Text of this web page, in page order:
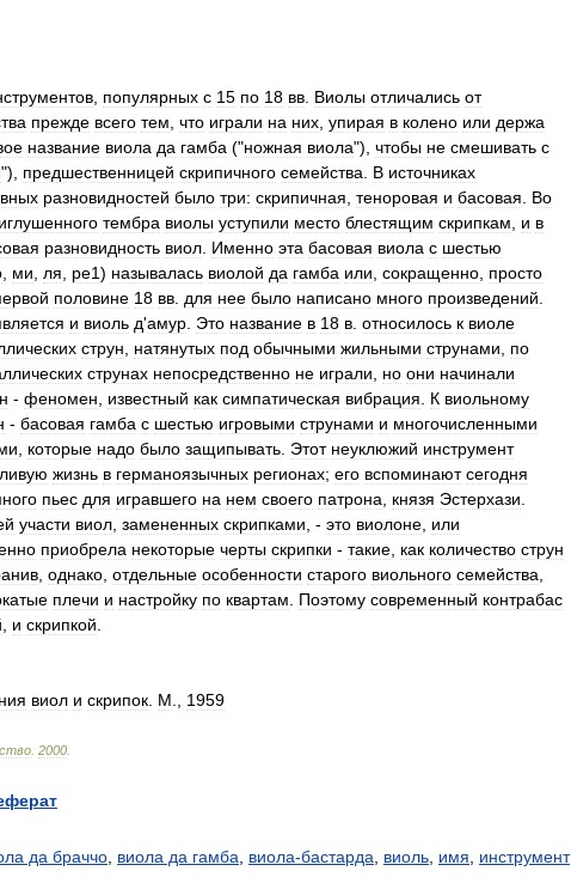
популярных с 15 по 18 вв Виолы отличались от
прежде всего тем что играли на них упирая в колено или держа
название виола да гамба ("ножная виола"), чтобы не смешивать с
"), предшественницей скрипичного семейства В источниках
разновидностей было три: скрипичная теноровая и басовая
Во
тембра виолы уступили место блестящим скрипкам и в
разновидность виол Именно эта басовая виола с шестью
ми ля ре1) называлась виолой да гамба или сокращенно просто
половине 18 вв для нее было написано много произведений
и виоль д'амур Это название в 18 в относилось к виоле
струн натянутых под обычными жильными струнами
по
струнах непосредственно не играли но они начинали
- феномен известный как симпатическая вибрация К виольному
- басовая гамба с шестью игровыми струнами и многочисленными
которые надо было защипывать Этот неуклюжий инструмент
жизнь в германоязычных регионах; его вспоминают сегодня
пьес для игравшего на нем своего патрона князя Эстерхази
участи виол замененных скрипками , - это виолоне или
приобрела некоторые черты скрипки - такие как количество струн
однако отдельные особенности старого виольного семейства
плечи и настройку по квартам Поэтому современный контрабас
и скрипкой
виол и скрипок М 1959
2000
да браччо виола да гамба виола-бастарда виоль имя инструмент